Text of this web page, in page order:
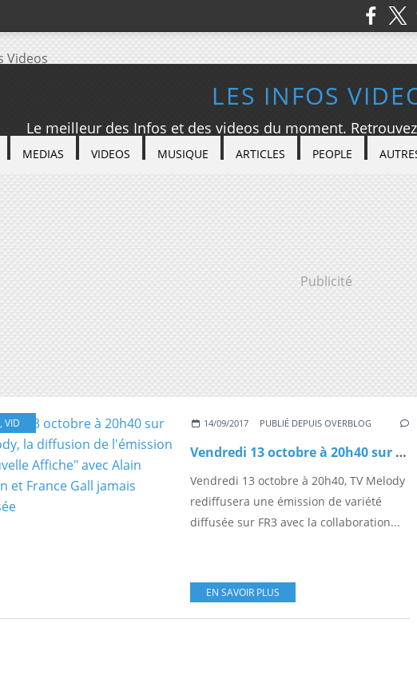
LES INFOS
Le meilleur des Infos et des videos du moment.
MEDIAS VIDEOS MUSIQUE ARTICLES PEOPLE
Publicité
, VID 14/09/2017 PUBLIÉ DEPUIS OVERBLOG
Vendredi 13 octobre à 20h40 sur TV Melody, la diffusion de l'émission "La Nouvelle Affiche" avec Alain Souchon et France Gall jamais rediffusée
Vendredi 13 octobre à 20h40, TV Melody
rediffusera une émission de variété
diffusée sur FR3 avec la collaboration...
EN SAVOIR PLUS